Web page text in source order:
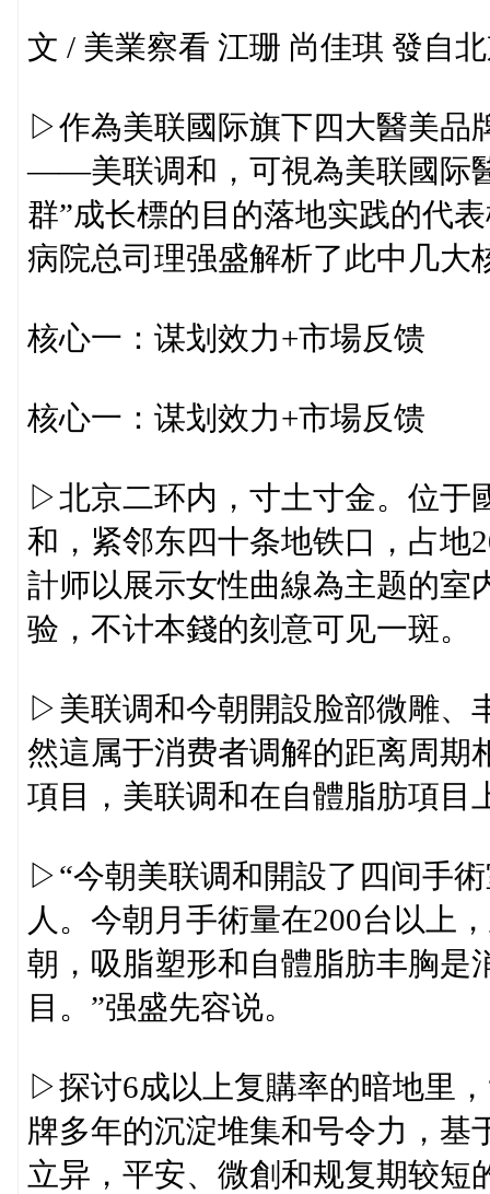
文 / 美業察看 江珊 尚佳琪 發自
▷作為美联國际旗下四大醫美品
——美联调和，可視為美联國际
群”成长標的目的落地实践的代
病院总司理强盛解析了此中几大
核心一：谋划效力+市場反馈
核心一：谋划效力+市場反馈
▷北京二环内，寸土寸金。位于
和，紧邻东四十条地铁口，占地
計师以展示女性曲線為主题的室
验，不计本錢的刻意可见一斑。
▷美联调和今朝開設脸部微雕、
然這属于消费者调解的距离周期
項目，美联调和在自體脂肪項目
▷“今朝美联调和開設了四间手
人。今朝月手術量在200台以上
朝，吸脂塑形和自體脂肪丰胸是
目。”强盛先容说。
▷探讨6成以上复購率的暗地里
牌多年的沉淀堆集和号令力，基
立异，平安、微創和规复期较短